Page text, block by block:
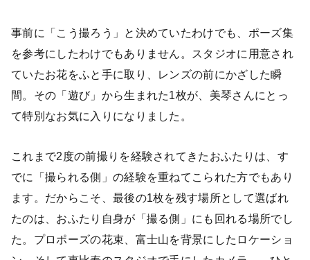
事前に「こう撮ろう」と決めていたわけでも、ポーズ集
を参考にしたわけでもありません。スタジオに用意され
ていたお花をふと手に取り、レンズの前にかざした瞬
間。その「遊び」から生まれた1枚が、美琴さんにとっ
て特別なお気に入りになりました。
これまで2度の前撮りを経験されてきたおふたりは、す
でに「撮られる側」の経験を重ねてこられた方でもあり
ます。だからこそ、最後の1枚を残す場所として選ばれ
たのは、おふたり自身が「撮る側」にも回れる場所でし
た。プロポーズの花束、富士山を背景にしたロケーショ